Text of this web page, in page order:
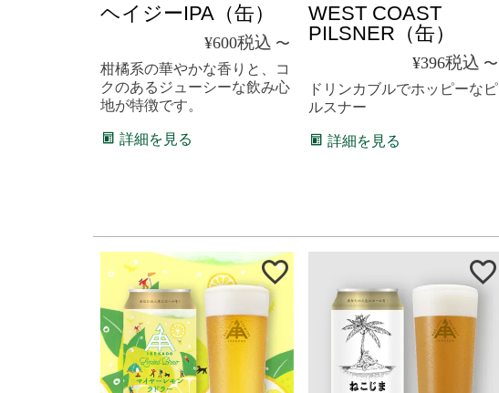
ヘイジーIPA（缶）
¥600税込 〜
柑橘系の華やかな香りと、コ
クのあるジューシーな飲み心
地が特徴です。
詳細を見る
WEST COAST
PILSNER（缶）
¥396税込 〜
ドリンカブルでホッピーなピ
ルスナー
詳細を見る